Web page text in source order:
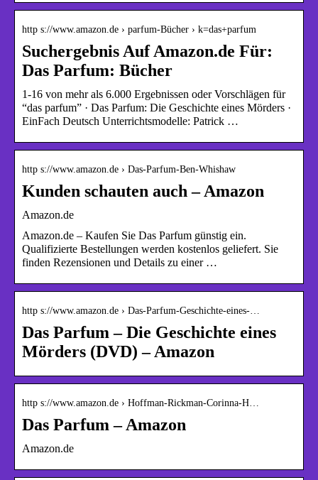
http s://www.amazon.de › parfum-Bücher › k=das+parfum
Suchergebnis Auf Amazon.de Für:
Das Parfum: Bücher
1-16 von mehr als 6.000 Ergebnissen oder Vorschlägen für
“das parfum” · Das Parfum: Die Geschichte eines Mörders ·
EinFach Deutsch Unterrichtsmodelle: Patrick …
http s://www.amazon.de › Das-Parfum-Ben-Whishaw
Kunden schauten auch – Amazon
Amazon.de
Amazon.de – Kaufen Sie Das Parfum günstig ein.
Qualifizierte Bestellungen werden kostenlos geliefert. Sie
finden Rezensionen und Details zu einer …
http s://www.amazon.de › Das-Parfum-Geschichte-eines-…
Das Parfum – Die Geschichte eines
Mörders (DVD) – Amazon
http s://www.amazon.de › Hoffman-Rickman-Corinna-H…
Das Parfum – Amazon
Amazon.de